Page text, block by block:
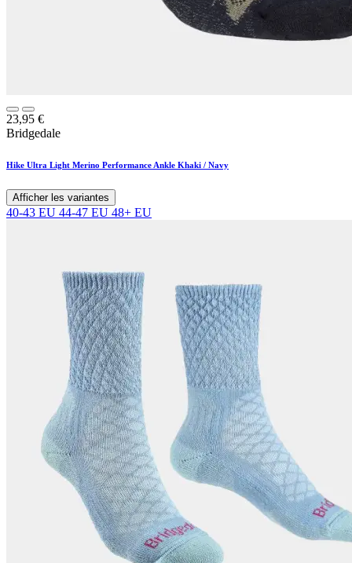
23,95 €
Bridgedale
Hike Ultra Light Merino Performance Ankle Khaki / Navy
Afficher les variantes
40-43 EU 44-47 EU 48+ EU